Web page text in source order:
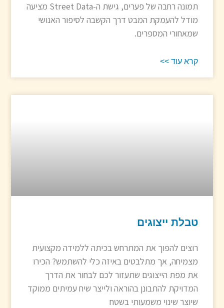
תמונה רחבה של פערים, גישת ה-Street Data מציעה
מודל להעמקת המבט דרך הקשבה לסיפור האנושי
שמאחורי המספרים.
קרא עוד >>
טבלת ייצוגים
רוצים להפוך את המתרחש בכיתה ללמידה מקצועית
מצמיחה, אך מתלבטים באיזה כלי להשתמש? הכירו
את מפת הייצוגים שתעזור לכם לבחור את הדרך
המדויקת להתבונן בהוראה ולייצר שיח עמיתים ממוקד
שיוצר שינוי משמעותי בשטח